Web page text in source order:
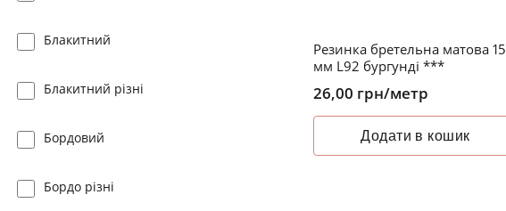
Блакитний
Блакитний різні
Бордовий
Бордо різні
Резинка бретельна матова 15
мм L92 бургунді ***
26,00 грн/метр
Додати в кошик